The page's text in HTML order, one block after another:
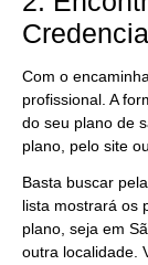
Com o
profissional. A
do seu plano de
plano, pelo site
Basta buscar
lista mostrará os
plano, seja em
outra localidade.